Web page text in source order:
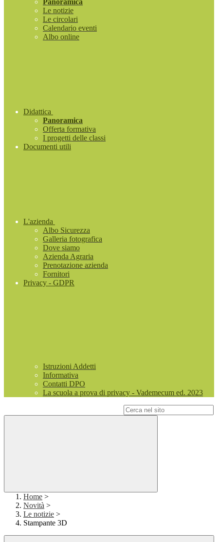
Panoramica
Le notizie
Le circolari
Calendario eventi
Albo online
Didattica
Panoramica
Offerta formativa
I progetti delle classi
Documenti utili
L'azienda
Albo Sicurezza
Galleria fotografica
Dove siamo
Azienda Agraria
Prenotazione azienda
Fornitori
Privacy - GDPR
Istruzioni Addetti
Informativa
Contatti DPO
La scuola a prova di privacy - Vademecum ed. 2023
Home >
Novità >
Le notizie >
Stampante 3D